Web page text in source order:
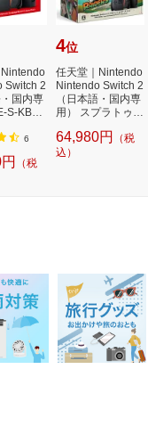
Switch 2
・国内専
S-KB6C
6
（税
4位
任天堂｜Nintendo
Nintendo Switch 2
（日本語・国内専
用） スプラトゥー
64,980円
（税
込）